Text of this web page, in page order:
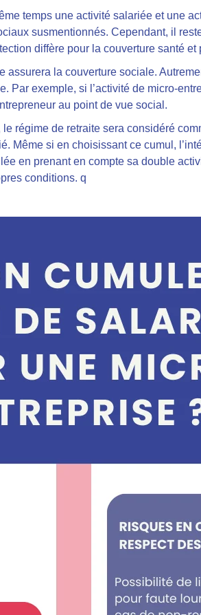
temps une activité salariée et une
susmentionnés. Cependant, il
diffère pour la couverture santé et
la couverture sociale.
Par exemple, si l’activité de micro-
au point de vue social.
régime de retraite sera considéré
Même si en choisissant ce cumul,
en prenant en compte sa double
conditions. q